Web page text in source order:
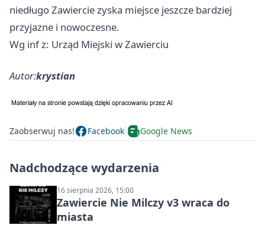
niedługoZawierciezyska miejsce jeszcze bardziej
przyjazne i nowoczesne.
Wg inf z: Urząd Miejski w Zawierciu
Autor:krystian
Zaobserwuj nas! Facebook Google News
Nadchodzące wydarzenia
16 sierpnia 2026, 15:00
Zawiercie Nie Milczy v3 wraca do
miasta